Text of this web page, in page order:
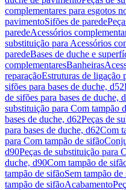
complementares para esgotos
pavimentoSifões de parede
paredeAcessórios
substituição para Acessórios
paredeBases de duche e
complementaresBanheiras
reparaçãoEstruturas de ligação
sifões para bases de duche, d52
de sifões para bases de duche,
substituição para Com tampão
bases de duche, d62Peças de
para bases de duche, d62Com
para Com tampão de sifão
d90Peças de substituição para
duche, d90Com tampão de
tampão de sifãoSem tampão de
tampão de sifãoAcabamento